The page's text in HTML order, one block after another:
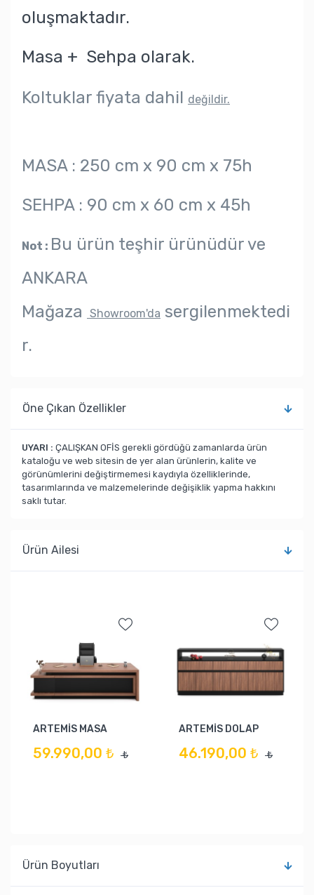
oluşmaktadır.
Masa + Sehpa olarak.
Koltuklar fiyata dahil değildir.
MASA : 250 cm x 90 cm x 75h
SEHPA : 90 cm x 60 cm x 45h
Not : Bu ürün teşhir ürünüdür ve
ANKARA
Mağaza
Showroom'da sergilenmektedi
r.
Öne Çıkan Özellikler
UYARI : ÇALIŞKAN OFİS gerekli gördüğü zamanlarda ürün
kataloğu ve web sitesin de yer alan ürünlerin, kalite ve
görünümlerini değiştirmemesi kaydıyla özelliklerinde,
tasarımlarında ve malzemelerinde değişiklik yapma hakkını
saklı tutar.
Ürün Ailesi
ARTEMİS MASA
59.990,00 ₺ ₺
ARTEMİS DOLAP
46.190,00 ₺ ₺
Ürün Boyutları